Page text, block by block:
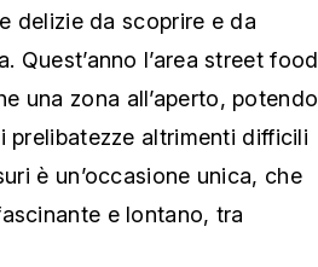
delizie da scoprire e da
Quest’anno l’area street food
una zona all’aperto, potendo
prelibatezze altrimenti difficili
è un’occasione unica, che
e lontano, tra